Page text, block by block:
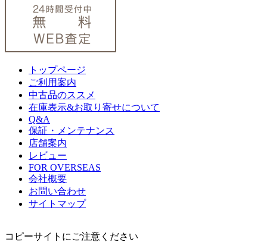
トップページ
ご利用案内
中古品のススメ
在庫表示&お取り寄せについて
Q&A
保証・メンテナンス
店舗案内
レビュー
FOR OVERSEAS
会社概要
お問い合わせ
サイトマップ
コピーサイトにご注意ください